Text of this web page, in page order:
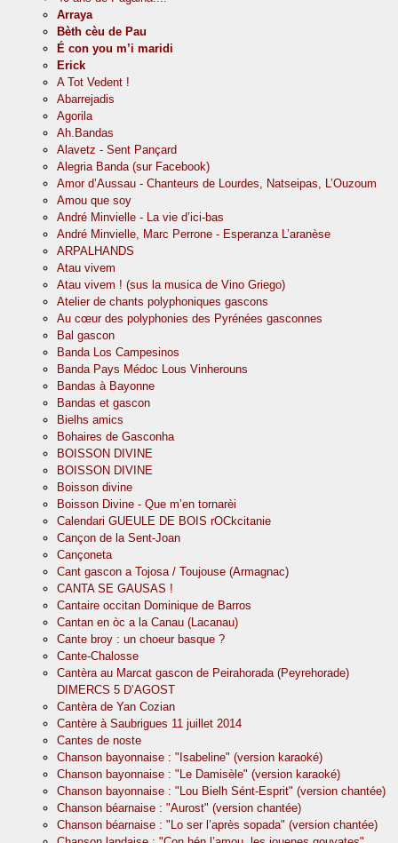
Arraya
Bèth cèu de Pau
É con you m’i maridi
Erick
A Tot Vedent !
Abarrejadis
Agorila
Ah.Bandas
Alavetz - Sent Pançard
Alegria Banda (sur Facebook)
Amor d’Aussau - Chanteurs de Lourdes, Natseipas, L’Ouzoum
Amou que soy
André Minvielle - La vie d’ici-bas
André Minvielle, Marc Perrone - Esperanza L’aranèse
ARPALHANDS
Atau vivem
Atau vivem ! (sus la musica de Vino Griego)
Atelier de chants polyphoniques gascons
Au cœur des polyphonies des Pyrénées gasconnes
Bal gascon
Banda Los Campesinos
Banda Pays Médoc Lous Vinherouns
Bandas à Bayonne
Bandas et gascon
Bielhs amics
Bohaires de Gasconha
BOISSON DIVINE
BOISSON DIVINE
Boisson divine
Boisson Divine - Que m’en tornarèi
Calendari GUEULE DE BOIS rOCkcitanie
Cançon de la Sent-Joan
Cançoneta
Cant gascon a Tojosa / Toujouse (Armagnac)
CANTA SE GAUSAS !
Cantaire occitan Dominique de Barros
Cantan en òc a la Canau (Lacanau)
Cante broy : un choeur basque ?
Cante-Chalosse
Cantèra au Marcat gascon de Peirahorada (Peyrehorade)
DIMERCS 5 D’AGOST
Cantèra de Yan Cozian
Cantère à Saubrigues 11 juillet 2014
Cantes de noste
Chanson bayonnaise : "Isabeline" (version karaoké)
Chanson bayonnaise : "Le Damisèle" (version karaoké)
Chanson bayonnaise : "Lou Bielh Sént-Esprit" (version chantée)
Chanson béarnaise : "Aurost" (version chantée)
Chanson béarnaise : "Lo ser l’après sopada" (version chantée)